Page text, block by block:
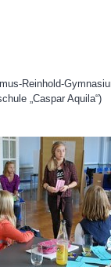
Reinhold-
„Caspar Aquila“)